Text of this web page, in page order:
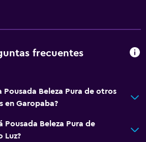
frecuentes
Pousada Beleza Pura de otros
en Garopaba?
Pousada Beleza Pura de
Luz?